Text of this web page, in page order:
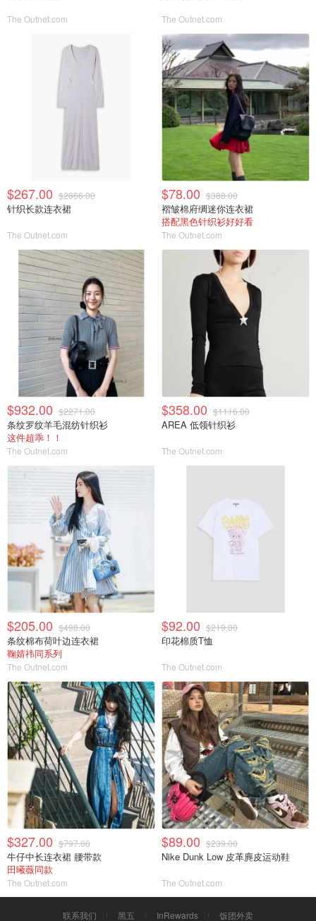
The Outnet.com The Outnet.com
$267.00 $2666.00
针织长款连衣裙
The Outnet.com
$78.00 $388.00
褶皱棉府绸迷你连衣裙
搭配黑色针织衫好好看
The Outnet.com
$932.00 $2271.00
条纹罗纹羊毛混纺针织衫
这件超乖！！
The Outnet.com
$358.00 $1116.00
AREA 低领针织衫
The Outnet.com
$205.00 $498.00
条纹棉布荷叶边连衣裙
鞠婧祎同系列
The Outnet.com
$92.00 $219.00
印花棉质T恤
The Outnet.com
$327.00 $797.00
牛仔中长连衣裙 腰带款
田曦薇同款
The Outnet.com
$89.00 $239.00
Nike Dunk Low 皮革麂皮运动鞋
The Outnet.com
联系我们 黑五 InRewards 饭团外卖